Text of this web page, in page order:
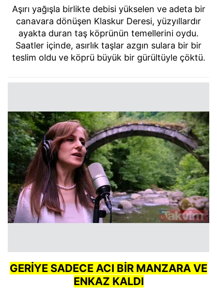
kullanılmaktadır. Bu çerezler vasıtasıyla çeşitli kişisel
verileriniz işlenmekte olup gerekli olan çerezler bilgi
toplumu hizmetlerinin sunulması amacıyla
kullanılmaktadır. Diğer çerezler, sitemizin daha işlevsel
kılınması ve kişiselleştirilmesi ve sizlere yönelik
reklam/pazarlama faaliyetlerinin yapılması, amaçlarıyla
vasıtasıyla belirleyebilirsiniz. Çerezlere ilişkin detaylı bilgi
için Ayarlar butonuna tıklayabilir,Çerez Bilgilendirme
Metnimiziziyaret edebilirsiniz.
6698 sayılı Kişisel Verilerin Korunması Kanunu uyarınca
hazırlanmış Aydınlatma Metnimizi okumak ve sitemizde
ilgili mevzuata uygun olarak kullanılan çerezlerle ilgili bilgi
almak için lütfentıklayınız
Aşırı yağışla birlikte debisi yükselen ve adeta bir
canavara dönüşen Klaskur Deresi, yüzyıllardır
ayakta duran taş köprünün temellerini oydu.
Saatler içinde, asırlık taşlar azgın sulara bir bir
teslim oldu ve köprü büyük bir gürültüyle çöktü.
GERİYE SADECE ACI BİR MANZARA VE
ENKAZ KALDI